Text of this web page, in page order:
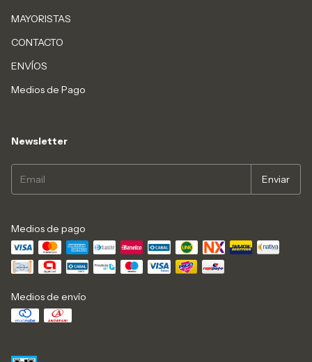
MAYORISTAS
CONTACTO
ENVÍOS
Medios de Pago
Newsletter
Medios de pago
Medios de envío